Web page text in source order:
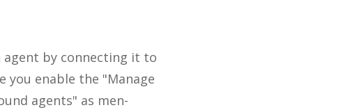
agent by con­nect­ing it to
you en­able the "Man­age
agents" as men­